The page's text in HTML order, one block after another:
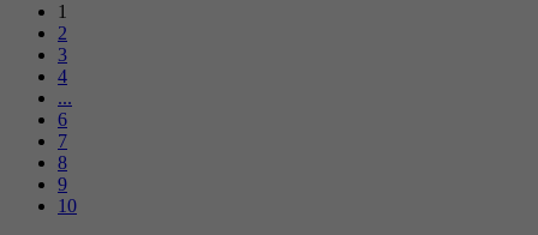
1
2
3
4
...
6
7
8
9
10